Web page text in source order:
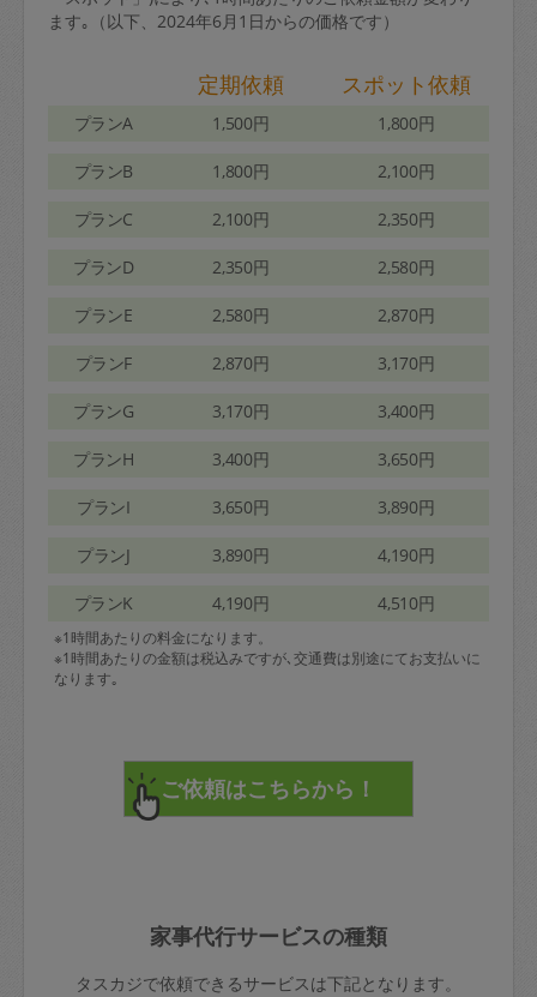
ます｡（以下、2024年6月1日からの価格です）
定期依頼 スポット依頼
プランA 1,500円 1,800円
プランB 1,800円 2,100円
プランC 2,100円 2,350円
プランD 2,350円 2,580円
プランE 2,580円 2,870円
プランF 2,870円 3,170円
プランG 3,170円 3,400円
プランH 3,400円 3,650円
プランI 3,650円 3,890円
プランJ 3,890円 4,190円
プランK 4,190円 4,510円
※1時間あたりの料金になります。
※1時間あたりの金額は税込みですが､交通費は別途にてお支払いに
なります｡
家事代行サービスの種類
タスカジで依頼できるサービスは下記となります。